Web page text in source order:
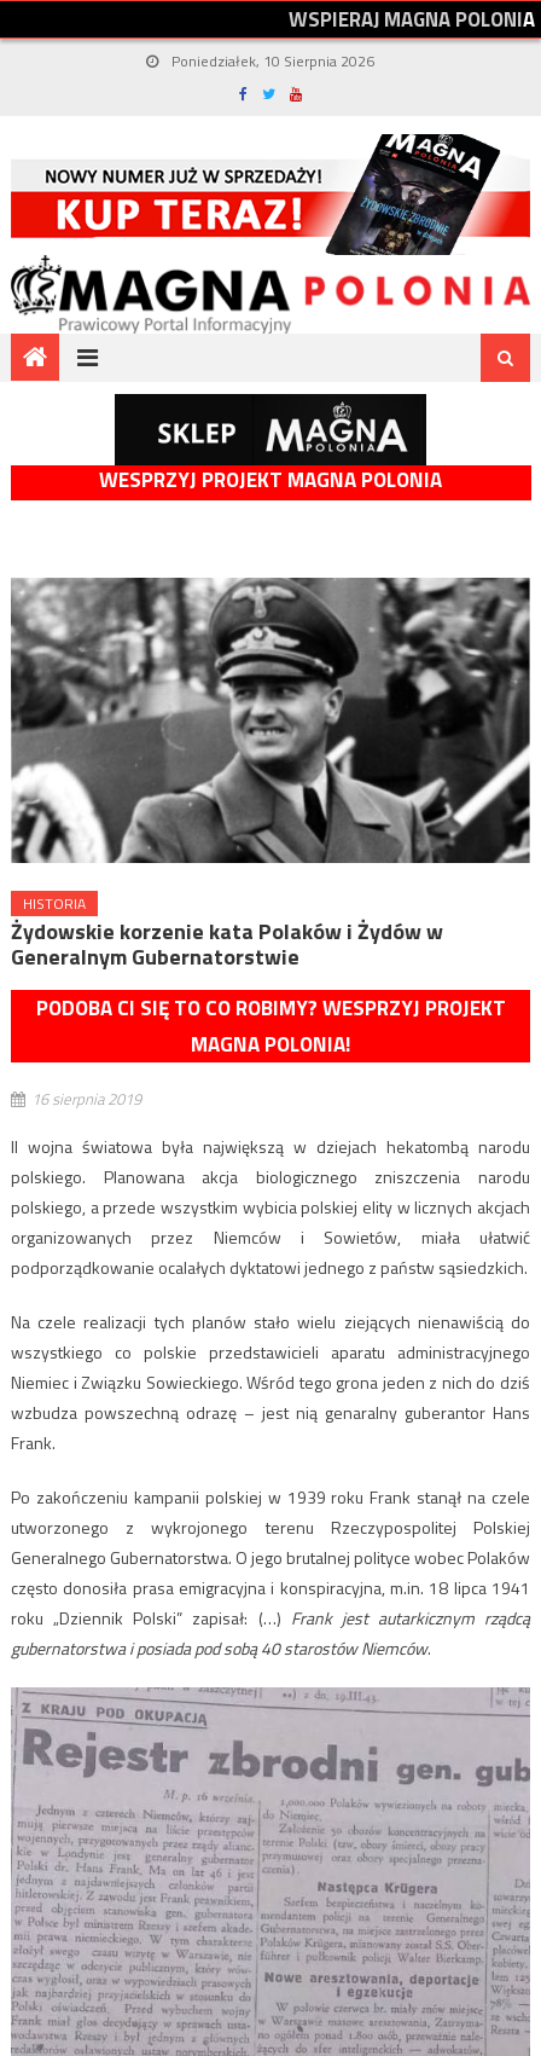
WSPIERAJMAGNAPOLONIA
Poniedziałek, 10 Sierpnia 2026
WESPRZYJ PROJEKT MAGNA POLONIA
HISTORIA
Żydowskie korzenie kata Polaków i Żydów w
Generalnym Gubernatorstwie
PODOBA CI SIĘ TO CO ROBIMY? WESPRZYJ PROJEKT
MAGNA POLONIA!
16 sierpnia 2019
II wojna światowa była największą w dziejach hekatombą narodu
polskiego. Planowana akcja biologicznego zniszczenia narodu
polskiego, a przede wszystkim wybicia polskiej elity w licznych akcjach
organizowanych przez Niemców i Sowietów, miała ułatwić
podporządkowanie ocalałych dyktatowi jednego z państw sąsiedzkich.
Na czele realizacji tych planów stało wielu ziejących nienawiścią do
wszystkiego co polskie przedstawicieli aparatu administracyjnego
Niemiec i Związku Sowieckiego. Wśród tego grona jeden z nich do dziś
wzbudza powszechną odrazę – jest nią genaralny guberantor Hans
Frank.
Po zakończeniu kampanii polskiej w 1939 roku Frank stanął na czele
utworzonego z wykrojonego terenu Rzeczypospolitej Polskiej
Generalnego Gubernatorstwa. O jego brutalnej polityce wobec Polaków
często donosiła prasa emigracyjna i konspiracyjna, m.in. 18 lipca 1941
roku „Dziennik Polski” zapisał: (…) Frank jest autarkicznym rządcą
gubernatorstwa i posiada pod sobą 40 starostów Niemców.